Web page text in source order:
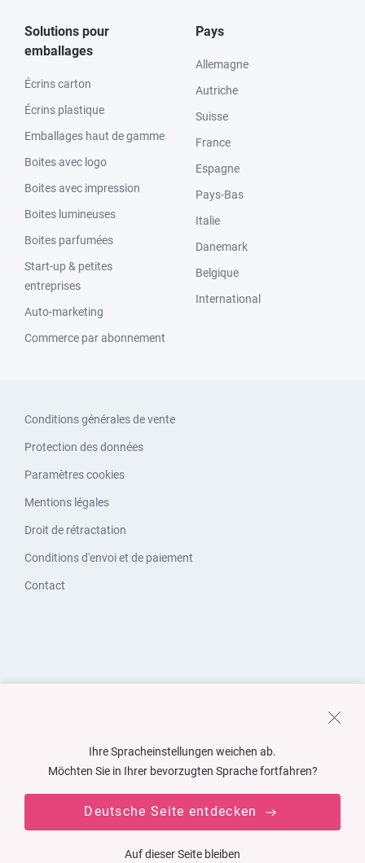
Solutions pour
emballages
Écrins carton
Écrins plastique
Emballages haut de gamme
Boites avec logo
Boites avec impression
Boites lumineuses
Boites parfumées
Start-up & petites
entreprises
Auto-marketing
Commerce par abonnement
Pays
Allemagne
Autriche
Suisse
France
Espagne
Pays-Bas
Italie
Danemark
Belgique
International
Conditions générales de vente
Protection des données
Paramètres cookies
Mentions légales
Droit de rétractation
Conditions d'envoi et de paiement
Contact
Ihre Spracheinstellungen weichen ab.
Möchten Sie in Ihrer bevorzugten Sprache fortfahren?
Deutsche Seite entdecken
Auf dieser Seite bleiben